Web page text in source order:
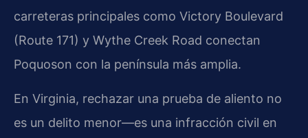
carreteras principales como Victory Boulevard
(Route 171) y Wythe Creek Road conectan
Poquoson con la península más amplia.
En Virginia, rechazar una prueba de aliento no
es un delito menor—es una infracción civil en